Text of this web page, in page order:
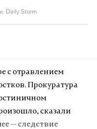
Daily Storm
с отравлением
Прокуратура
сказали
— следствие